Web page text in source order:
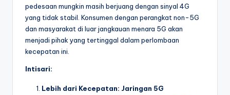
pedesaan mungkin masih berjuang dengan sinyal 4G
yang tidak stabil. Konsumen dengan perangkat non-5G
dan masyarakat di luar jangkauan menara 5G akan
menjadi pihak yang tertinggal dalam perlombaan
kecepatan ini.
Intisari:
Lebih dari Kecepatan: Jaringan 5G